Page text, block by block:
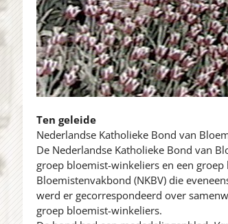
Ten geleide
Nederlandse Katholieke Bond van
De Nederlandse Katholieke Bond van
groep bloemist-winkeliers en een
Bloemistenvakbond (NKBV) die
werd er gecorrespondeerd over
groep bloemist-winkeliers.